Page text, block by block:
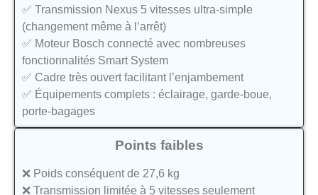
✅ Transmission Nexus 5 vitesses ultra-simple
(changement même à l’arrêt)
✅ Moteur Bosch connecté avec nombreuses
fonctionnalités Smart System
✅ Cadre très ouvert facilitant l’enjambement
✅ Équipements complets : éclairage, garde-boue,
porte-bagages
Points faibles
❌ Poids conséquent de 27,6 kg
❌ Transmission limitée à 5 vitesses seulement